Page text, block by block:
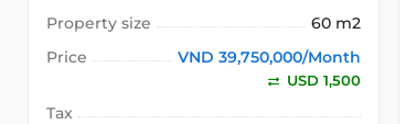
Property size
60 m2
Price
VND 39,750,000/Month
USD 1,500
Tax